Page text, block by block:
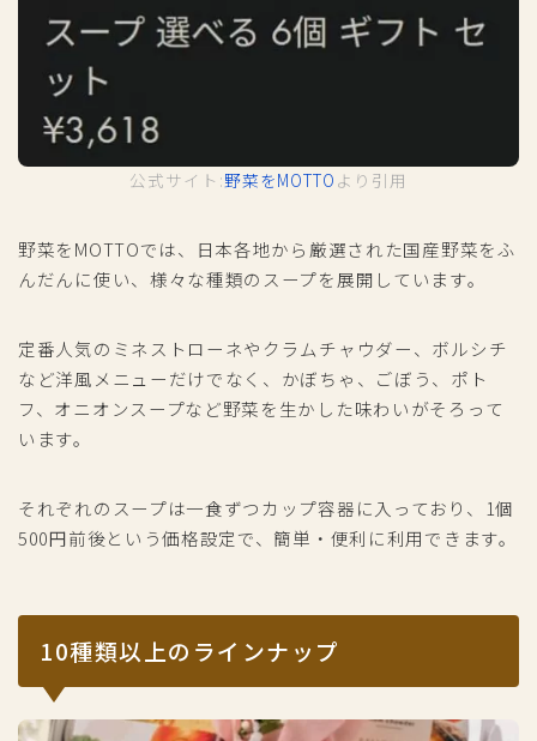
公式サイト:野菜をMOTTO より引用
野菜をMOTTOでは、日本各地から厳選された国産野菜をふ
んだんに使い、様々な種類のスープを展開しています。
定番人気のミネストローネやクラムチャウダー、ボルシチ
など洋風メニューだけでなく、かぼちゃ、ごぼう、ポト
フ、オニオンスープなど野菜を生かした味わいがそろって
います。
それぞれのスープは一食ずつカップ容器に入っており、1個
500円前後という価格設定で、簡単・便利に利用できます。
10種類以上のラインナップ